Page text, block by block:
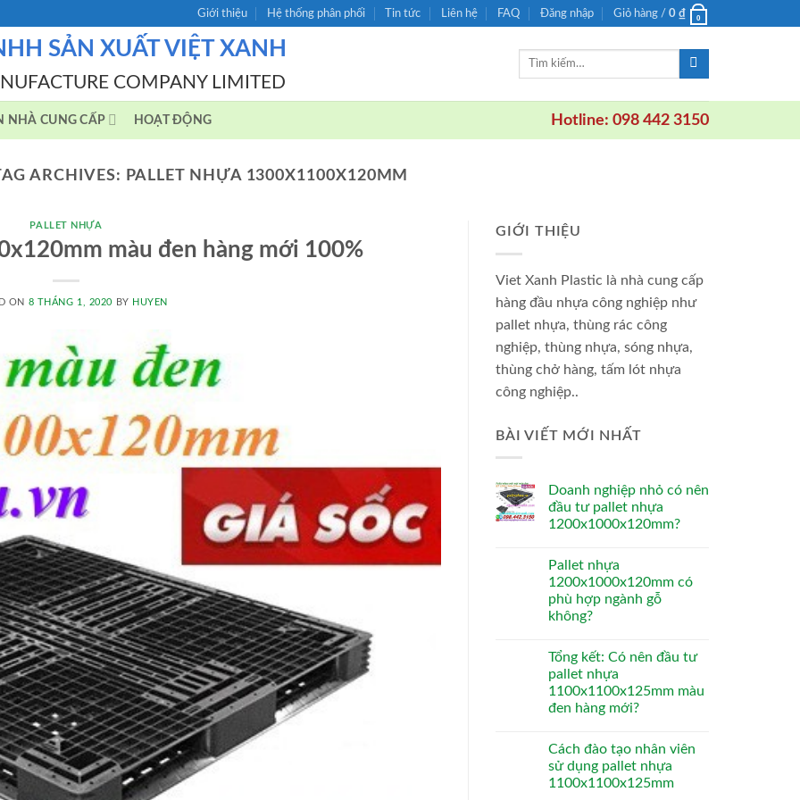
Giới thiệu Hệ thống phân phối Tin tức Liên hệ FAQ Đăng nhập Giỏ hàng / 0 ₫ 0
SẢN XUẤT VIỆT XANH
COMPANY LIMITED
Tìm
NHÀ CUNG CẤP HOẠT ĐỘNG Hotline: 098 442 3150
ARCHIVES: PALLET NHỰA 1300X1100X120MM
PALLET NHỰA
màu đen hàng mới 100%
ON 8 THÁNG 1, 2020 BY HUYEN
GIỚI THIỆU
Viet Xanh Plastic là nhà cung cấp
hàng đầu nhựa công nghiệp như
pallet nhựa, thùng rác công
nghiệp, thùng nhựa, sóng nhựa,
thùng chở hàng, tấm lót nhựa
công nghiệp..
BÀI VIẾT MỚI NHẤT
Doanh nghiệp nhỏ có nên
đầu tư pallet nhựa
1200x1000x120mm?
Pallet nhựa
1200x1000x120mm có
phù hợp ngành gỗ
không?
Tổng kết: Có nên đầu tư
pallet nhựa
1100x1100x125mm màu
đen hàng mới?
Cách đào tạo nhân viên
sử dụng pallet nhựa
1100x1100x125mm